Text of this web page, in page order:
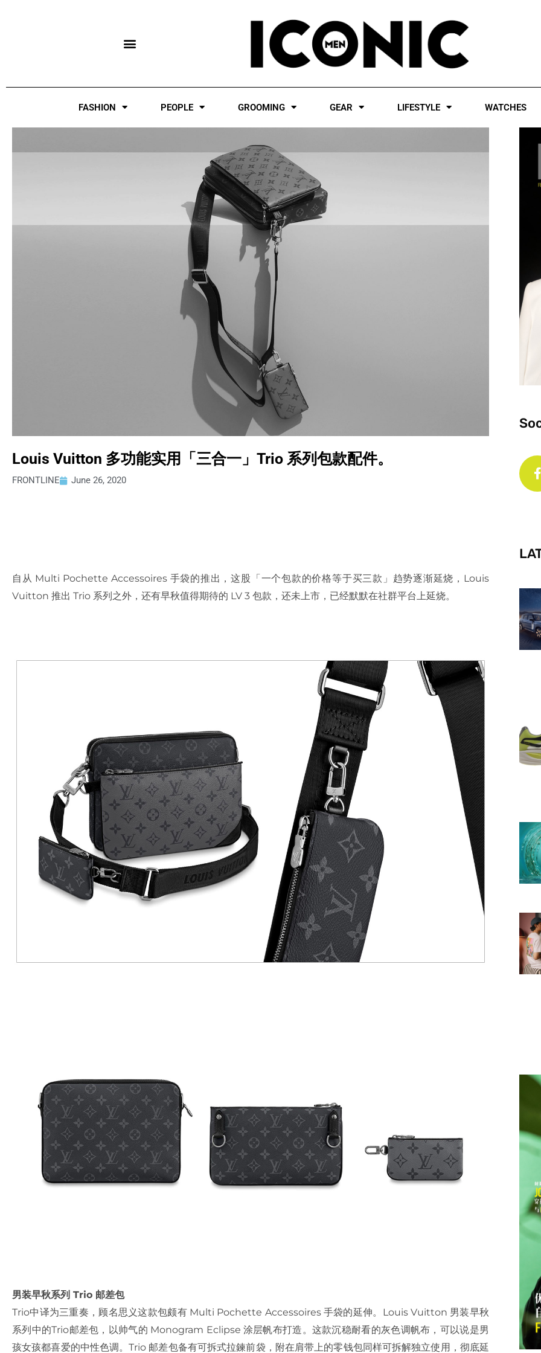
FASHION PEOPLE GROOMING GEAR LIFESTYLE WATCHES
Louis Vuitton 多功能实用「三合一」Trio 系列包款配件。
FRONTLINE June 26, 2020
自从 Multi Pochette Accessoires 手袋的推出，这股「一个包款的价格等于买三款」趋势逐渐延烧，Louis
Vuitton 推出 Trio 系列之外，还有早秋值得期待的 LV 3 包款，还未上市，已经默默在社群平台上延烧。
男装早秋系列 Trio 邮差包
Trio中译为三重奏，顾名思义这款包颇有 Multi Pochette Accessoires 手袋的延伸。Louis Vuitton 男装早秋
系列中的Trio邮差包，以帅气的 Monogram Eclipse 涂层帆布打造。这款沉稳耐看的灰色调帆布，可以说是男
孩女孩都喜爱的中性色调。Trio 邮差包备有可拆式拉鍊前袋，附在肩带上的零钱包同样可拆解独立使用，彻底延
c
f